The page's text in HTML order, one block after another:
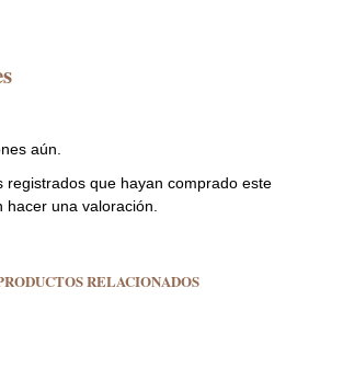
aún.
registrados que hayan comprado este
hacer una valoración.
RELACIONADOS